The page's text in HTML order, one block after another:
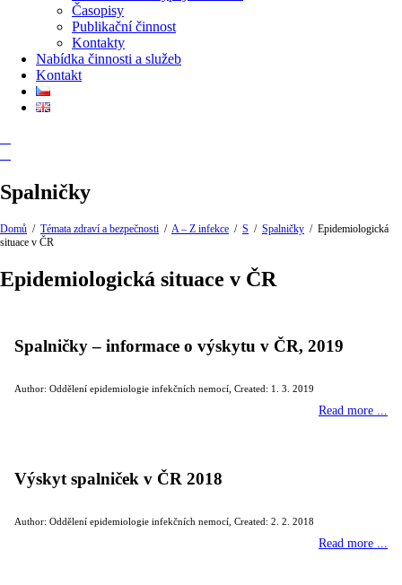
Časopisy
Publikační činnost
Kontakty
Nabídka činnosti a služeb
Kontakt
Spalničky
Domů / Témata zdraví a bezpečnosti / A – Z infekce / S / Spalničky / Epidemiologická
situace v ČR
Epidemiologická situace v ČR
Spalničky – informace o výskytu v ČR, 2019
Author: Oddělení epidemiologie infekčních nemocí Created: 1. 3. 2019
Read more ...
Výskyt spalniček v ČR 2018
Author: Oddělení epidemiologie infekčních nemocí Created: 2. 2. 2018
Read more ...